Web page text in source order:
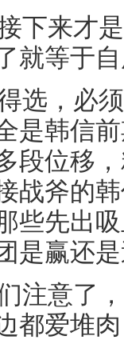
下来才
就等于
选，必
是韩信
段位移
战斧的
些先出
是赢还
注意了
都爱堆